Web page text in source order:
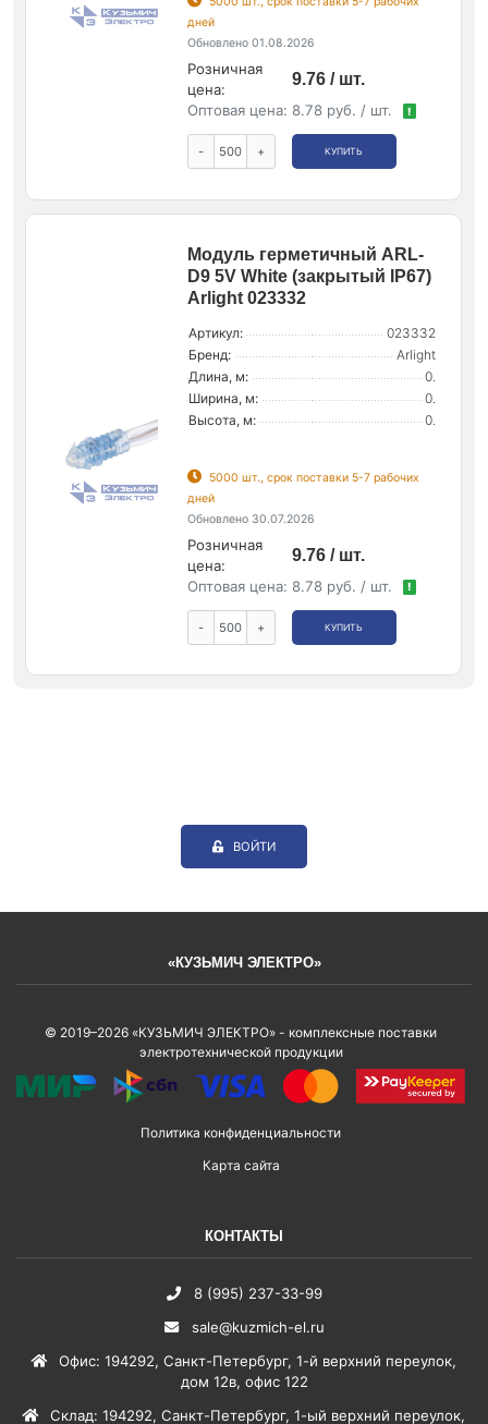
дней
Обновлено 01.08.2026
Розничная
цена:
9.76 / шт.
Оптовая цена: 8.78 руб. / шт. !
- + КУПИТЬ
Модуль герметичный ARL-
D9 5V White (закрытый IP67)
Arlight 023332
Артикул:
023332
Бренд:
Arlight
Длина, м:
0.
Ширина, м:
0.
Высота, м:
0.
5000 шт., срок поставки 5-7 рабочих
дней
Обновлено 30.07.2026
Розничная
цена:
9.76 / шт.
Оптовая цена: 8.78 руб. / шт. !
- + КУПИТЬ
ВОЙТИ
«КУЗЬМИЧ ЭЛЕКТРО»
© 2019–2026 «КУЗЬМИЧ ЭЛЕКТРО» - комплексные поставки
электротехнической продукции
Политика конфиденциальности
Карта сайта
КОНТАКТЫ
8 (995) 237-33-99
sale@kuzmich-el.ru
Офис: 194292, Санкт-Петербург, 1-й верхний переулок,
дом 12в, офис 122
Склад: 194292, Санкт-Петербург, 1-ый верхний переулок,